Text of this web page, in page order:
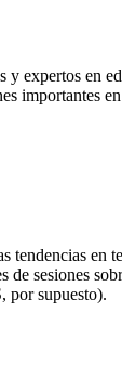
y expertos en
importantes
tendencias en
de sesiones
por supuesto).